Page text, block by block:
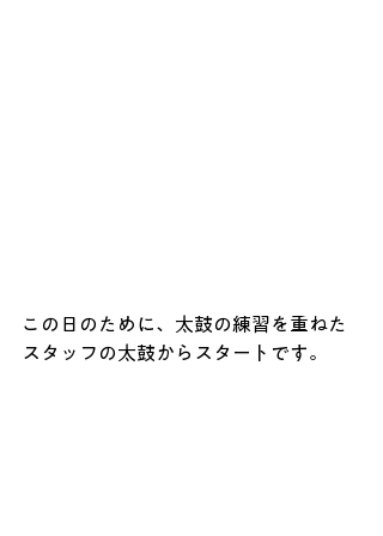
この日のために、太鼓の練習を重ねた
スタッフの太鼓からスタートです。